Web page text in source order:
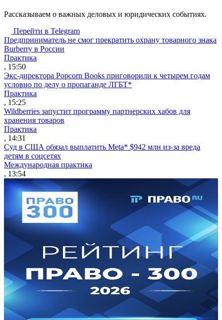
Рассказываем о важных деловых и юридических событиях.
Перейти в Telegram
Предприниматель не смог прекратить охрану товарного знака
Burberry в России
Практика
, 15:50
Экс-директора Popcorn Books приговорили к четырем годам
условно по делу о пропаганде ЛГБТ*
Практика
, 15:25
Wildberries запустит программу партнерских хабов для
хранения товаров
Практика
, 14:31
Суд в США обязал выплатить Meta* $942 млн из-за вреда
детям в соцсетях
Международная практика
, 13:54